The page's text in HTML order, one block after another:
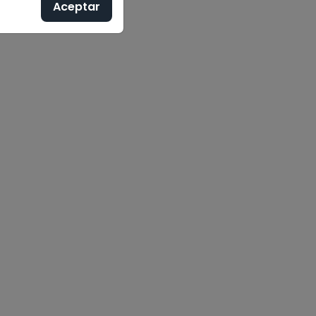
Aceptar